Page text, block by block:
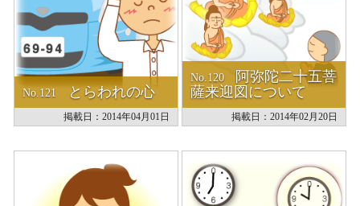
天台宗開運招福カレンダー
ほとけさまのサイン
ともしび(バックナンバー)
僧侶になるには
天台の主張
比叡山宗教サミット
災害時における天台宗の取り組み
檀信徒のお勤めの作法と心得
年中行事・歳時記
葬儀と供養について
No.121 とらわれの心
掲載日：2014年04月01日
No.120
阿弥陀二十五菩
薩来迎図について
掲載日：2014年02月20日